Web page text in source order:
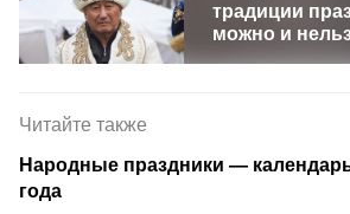
традиции
можно и
Читайте также
Народные праздники —
года